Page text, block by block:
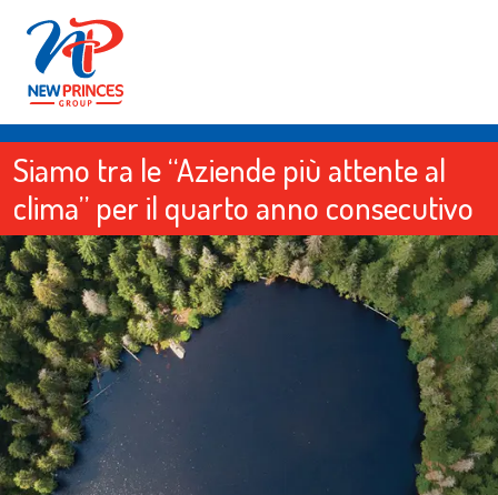
Siamo tra le “Aziende più attente al
clima” per il quarto anno consecutivo